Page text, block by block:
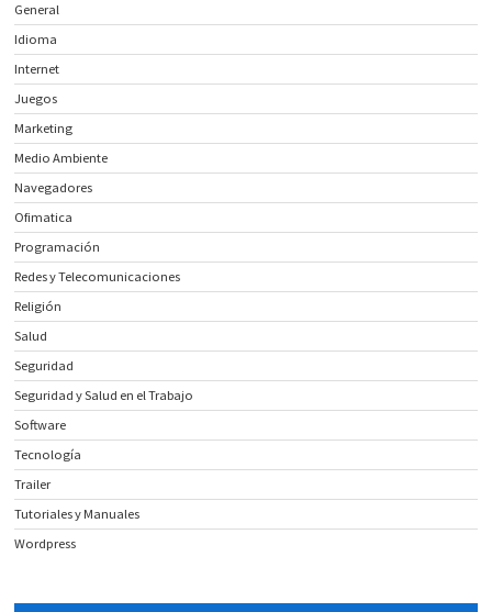
General
Idioma
Internet
Juegos
Marketing
Medio Ambiente
Navegadores
Ofimatica
Programación
Redes y Telecomunicaciones
Religión
Salud
Seguridad
Seguridad y Salud en el Trabajo
Software
Tecnología
Trailer
Tutoriales y Manuales
Wordpress